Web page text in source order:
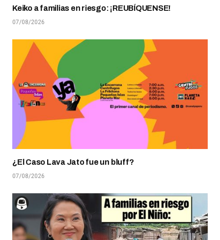
Keiko a familias en riesgo: ¡REUBÍQUENSE!
07/08/2026
¿El Caso Lava Jato fue un bluff?
07/08/2026